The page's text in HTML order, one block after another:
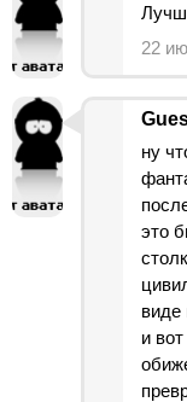
22
ну
это
виде
и